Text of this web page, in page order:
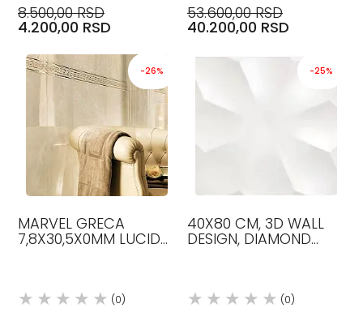
8.500,00 RSD
4.200,00 RSD
53.600,00 RSD
40.200,00 RSD
-26%
MARVEL GRECA
7,8X30,5X0MM LUCIDA
(0)
-25%
40X80 CM, 3D WALL
DESIGN, DIAMOND
CONCORDE (0)